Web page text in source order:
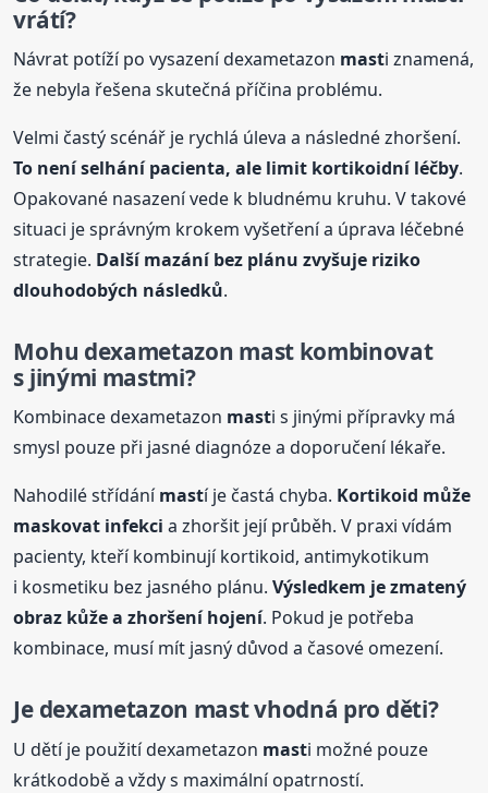
vrátí?
Návrat potíží po vysazení dexametazon masti znamená,
že nebyla řešena skutečná příčina problému.
Velmi častý scénář je rychlá úleva a následné zhoršení.
To není selhání pacienta, ale limit kortikoidní léčby.
Opakované nasazení vede k bludnému kruhu. V takové
situaci je správným krokem vyšetření a úprava léčebné
strategie. Další mazání bez plánu zvyšuje riziko
dlouhodobých následků.
Mohu dexametazon mastkombinovat
s jinými mastmi?
Kombinace dexametazon masti s jinými přípravky má
smysl pouze při jasné diagnóze a doporučení lékaře.
Nahodilé střídánímastí je častá chyba. Kortikoid může
maskovat infekci a zhoršit její průběh. V praxi vídám
pacienty, kteří kombinují kortikoid, antimykotikum
i kosmetiku bez jasného plánu.Výsledkem je zmatený
obraz kůže a zhoršení hojení. Pokud je potřeba
kombinace, musí mít jasný důvod a časové omezení.
Je dexametazon mastvhodná pro děti?
U dětí je použití dexametazon masti možné pouze
krátkodobě a vždy s maximální opatrností.